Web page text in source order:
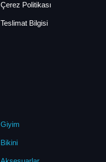
Çerez Politikası
Teslimat Bilgisi
Giyim
Bikini